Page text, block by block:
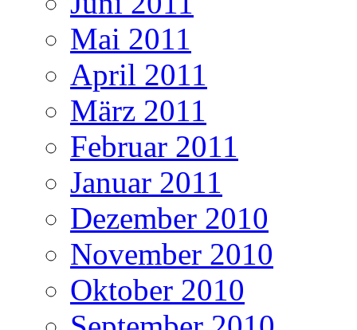
Mai 2011
April 2011
März 2011
Februar 2011
Januar 2011
Dezember 2010
November 2010
Oktober 2010